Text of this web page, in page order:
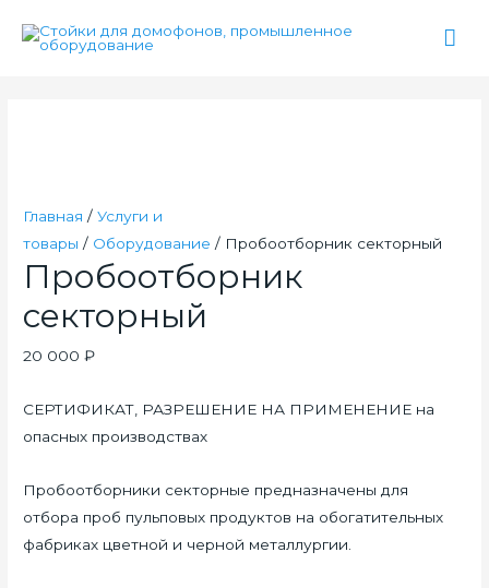
Главная /Услуги и
товары / Оборудование / Пробоотборник секторный
Пробоотборник
секторный
20 000₽
СЕРТИФИКАТ, РАЗРЕШЕНИЕ НА ПРИМЕНЕНИЕ на
опасных производствах
Пробоотборники секторные предназначены для
отбора проб пульповых продуктов на обогатительных
фабриках цветной и черной металлургии.